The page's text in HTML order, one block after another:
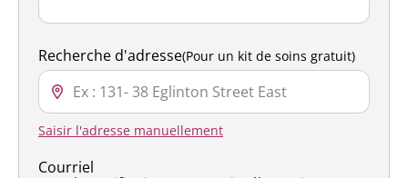
Recherche d'adresse(Pour un kit de soins gratuit)
Saisir l'adresse manuellement
Courriel